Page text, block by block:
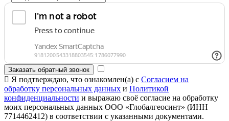
Заказать обратный звонок
Я подтверждаю, что ознакомлен(а) с Согласием на
обработку персональных данных и Политикой
конфиденциальности и выражаю своё согласие на обработку
моих персональных данных ООО «Глобалгеосинт» (ИНН
7714462412) в соответствии с указанными документами.